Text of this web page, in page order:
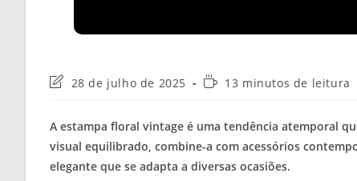
Última
post:
28 de julho de 2025
Tempo13 minutos de leitura
A estampa floral vintage é uma tendência atemporal
visual equilibrado, combine-a com acessórios
elegante que se adapta a diversas ocasiões.